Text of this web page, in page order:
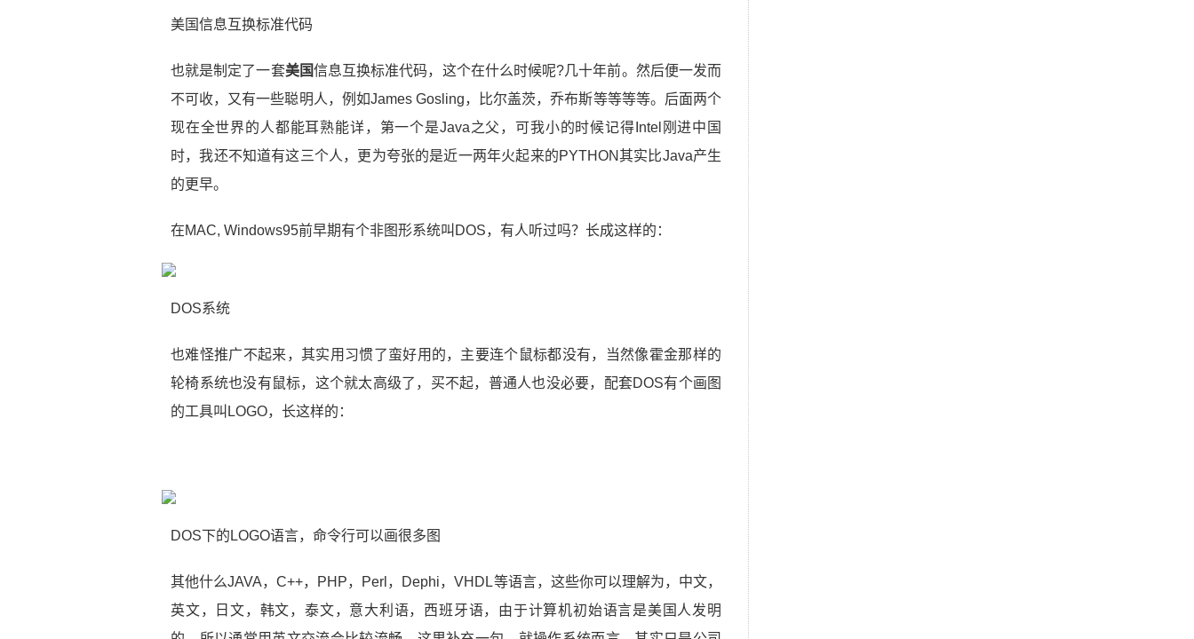
美国信息互换标准代码
也就是制定了一套美国信息互换标准代码，这个在什么时候呢?几十年前。然后便一发而
不可收，又有一些聪明人，例如James Gosling，比尔盖茨，乔布斯等等等等。后面两个
现在全世界的人都能耳熟能详，第一个是Java之父，可我小的时候记得Intel刚进中国
时，我还不知道有这三个人，更为夸张的是近一两年火起来的PYTHON其实比Java产生
的更早。
在MAC, Windows95前早期有个非图形系统叫DOS，有人听过吗？长成这样的：
DOS系统
也难怪推广不起来，其实用习惯了蛮好用的，主要连个鼠标都没有，当然像霍金那样的
轮椅系统也没有鼠标，这个就太高级了，买不起，普通人也没必要，配套DOS有个画图
的工具叫LOGO，长这样的：
DOS下的LOGO语言，命令行可以画很多图
其他什么JAVA，C++，PHP，Perl，Dephi，VHDL等语言，这些你可以理解为，中文，
英文，日文，韩文，泰文，意大利语，西班牙语，由于计算机初始语言是美国人发明